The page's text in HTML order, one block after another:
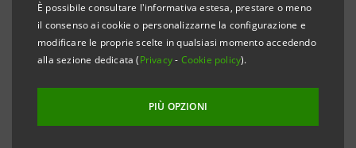
È possibile consultare l'informativa estesa, prestare o meno
il consenso ai cookie o personalizzarne la configurazione e
modificare le proprie scelte in qualsiasi momento accedendo
alla sezione dedicata (Privacy- Cookie policy).
PIÙ OPZIONI
1Info e nel sitogroup.intesasanpaolo.comil verbale
del Consiglio di Sorveglianza del 18 novembre scorso,
che ha deliberato le modifiche statutarie agli articoli
necessità di recepire le novità introdotte dalle
disposizioni della Banca d’Italia con gli aggiornamenti